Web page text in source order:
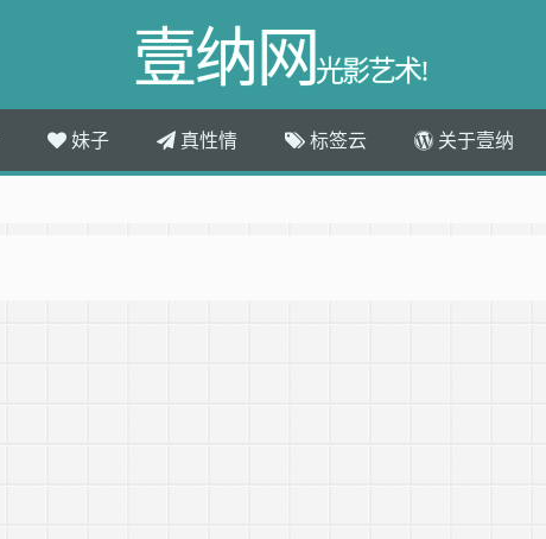
壹纳网光影艺术!
妹子 真性情 标签云 关于壹纳